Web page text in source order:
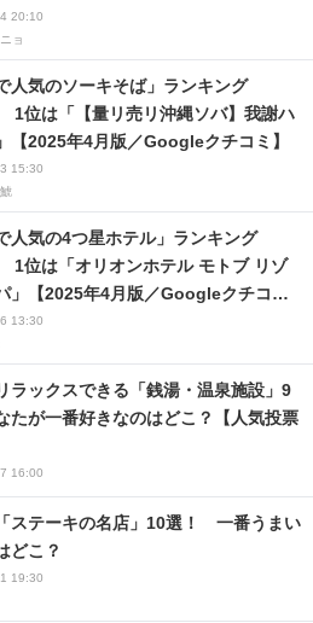
20:10
ョ
「香りで幸せ」
15:30
人気のソーキそば」ランキング
位は「【量リ売リ沖縄ソバ】我謝ハ
【2025年4月版／Googleクチコミ】
13:30
人気の4つ星ホテル」ランキング
1位は「オリオンホテル モトブ リゾ
」【2025年4月版／Googleクチコ
16:00
ラックスできる「銭湯・温泉施設」9
が一番好きなのはどこ？【人気投票
19:30
ステーキの名店」10選！ 一番うまい
どこ？